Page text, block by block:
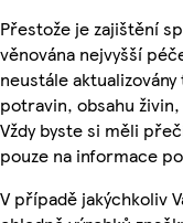
Přestože je zajištění
věnována nejvyšší
neustále
potravin, obsahu
Vždy byste si měli
pouze na informace
V případě jakýchkoliv